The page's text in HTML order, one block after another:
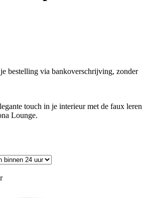
bestelling via bankoverschrijving, zonder
touch in je interieur met de faux leren
Lounge.